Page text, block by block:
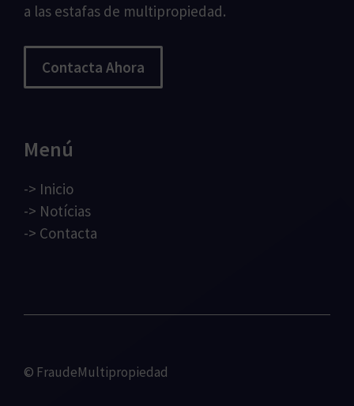
a las estafas de multipropiedad.
Contacta Ahora
Menú
-> Inicio
-> Notícias
-> Contacta
© FraudeMultipropiedad